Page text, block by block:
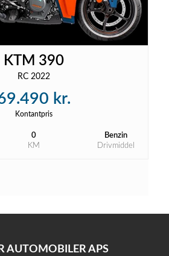
KTM 390
RC 2022
kr.
Kontantpris
0
KM
Benzin
Drivmiddel
AUTOMOBILER APS